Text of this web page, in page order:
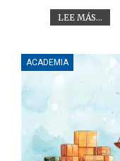
LEE MÁS...
ACADEMIA